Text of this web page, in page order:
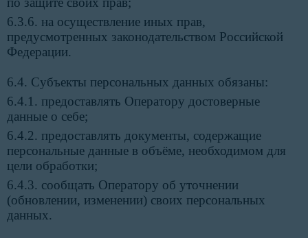
6.3.6. на осуществление иных прав,
предусмотренных законодательством Российской
Федерации.
6.4. Субъекты персональных данных обязаны:
6.4.1. предоставлять Оператору достоверные
данные о себе;
6.4.2. предоставлять документы, содержащие
персональные данные в объёме, необходимом для
цели обработки;
6.4.3. сообщать Оператору об уточнении
(обновлении, изменении) своих персональных
данных.